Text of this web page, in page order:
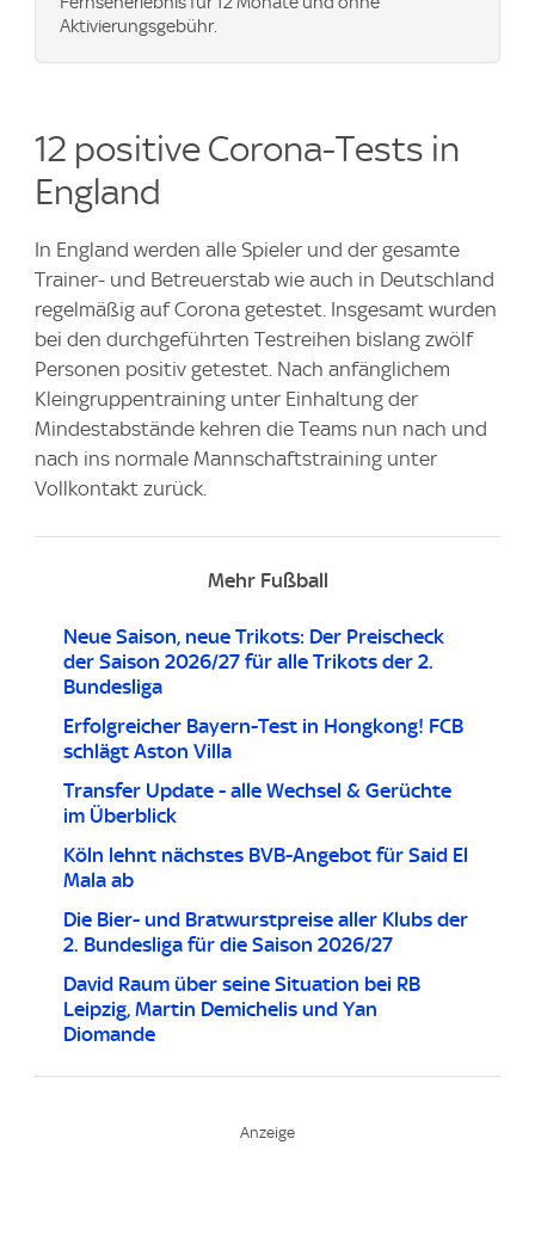
Aktivierungsgebühr.
12 positive Corona-Tests in
England
In England werden alle Spieler und der gesamte
Trainer- und Betreuerstab wie auch in Deutschland
regelmäßig auf Corona getestet. Insgesamt wurden
bei den durchgeführten Testreihen bislang zwölf
Personen positiv getestet. Nach anfänglichem
Kleingruppentraining unter Einhaltung der
Mindestabstände kehren die Teams nun nach und
nach ins normale Mannschaftstraining unter
Vollkontakt zurück.
Mehr Fußball
Neue Saison, neue Trikots: Der Preischeck
der Saison 2026/27 für alle Trikots der 2.
Bundesliga
Erfolgreicher Bayern-Test in Hongkong! FCB
schlägt Aston Villa
Transfer Update - alle Wechsel & Gerüchte
im Überblick
Köln lehnt nächstes BVB-Angebot für Said El
Mala ab
Die Bier- und Bratwurstpreise aller Klubs der
2. Bundesliga für die Saison 2026/27
David Raum über seine Situation bei RB
Leipzig, Martin Demichelis und Yan
Diomande